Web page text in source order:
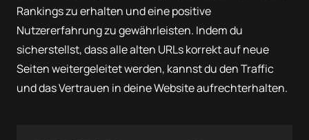
Rankings zu erhalten und eine positive
Nutzererfahrung zu gewährleisten. Indem du
sicherstellst, dass alle alten URLs korrekt auf neue
Seiten weitergeleitet werden, kannst du den Traffic
und das Vertrauen in deine Website aufrechterhalten.‍